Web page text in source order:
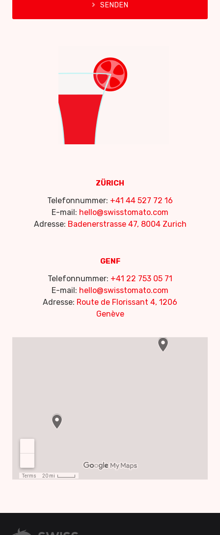
SENDEN
ZÜRICH
Telefonnummer: +41 44 527 72 16
E-mail: hello@swisstomato.com
Adresse: Badenerstrasse 47, 8004 Zurich
GENF
Telefonnummer: +41 22 753 05 71
E-mail: hello@swisstomato.com
Adresse: Route de Florissant 4, 1206
Genève